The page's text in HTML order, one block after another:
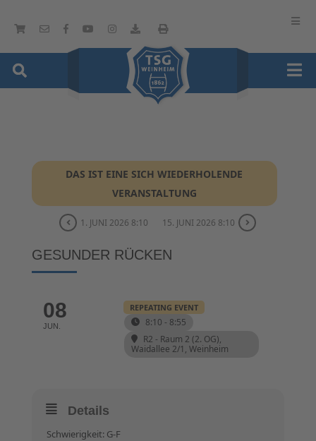
DAS IST EINE SICH WIEDERHOLENDE
VERANSTALTUNG
1. JUNI 2026 8:10 15. JUNI 2026 8:10
GESUNDER RÜCKEN
08
JUN.
REPEATING EVENT
8:10 - 8:55
R2 - Raum 2 (2. OG),
Waidallee 2/1, Weinheim
Details
Schwierigkeit: G-F